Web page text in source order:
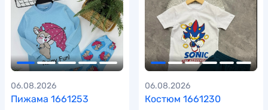
Пижама 1661253
06.08.2026
Костюм 1661230
06.08.2026